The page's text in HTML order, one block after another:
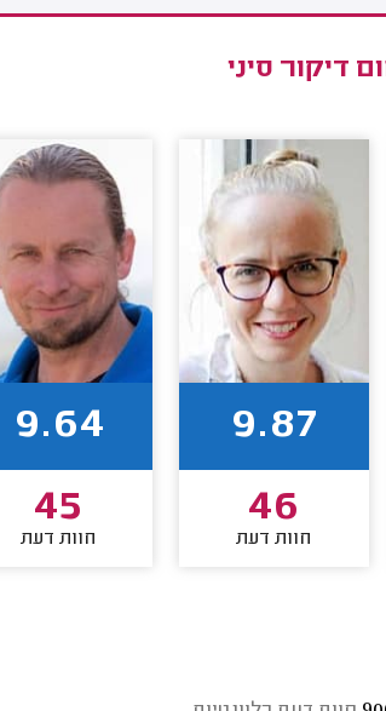
דיקור סיני
9.87
46
חוות דעת
9.64
45
חוות דעת